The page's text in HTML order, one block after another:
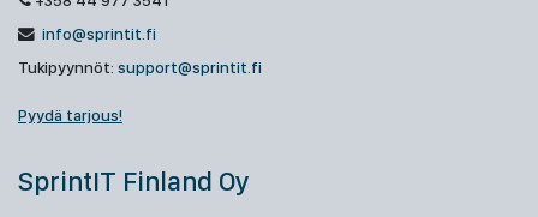
info@sprintit.fi
Tukipyynnöt: support@sprintit.fi
Pyydä tarjous!
SprintIT Finland Oy